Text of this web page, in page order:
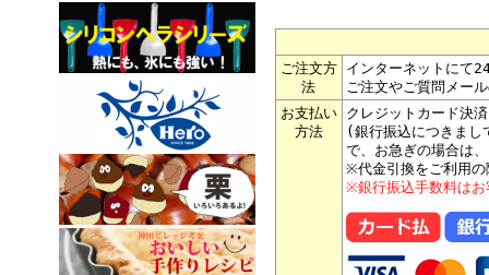
ご注文方
法
インターネットにて
ご注文やご質問メー
お支払い
方法
クレジットカード決
(銀行振込につきまし
で、お急ぎの場合は
※代金引換をご利用の
※銀行振込手数料はお